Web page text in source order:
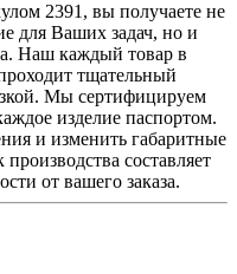
2391, вы получаете не
для Ваших задач, но и
Наш каждый товар в
тщательный
Мы сертифицируем
изделие паспортом.
и изменить габаритные
составляет
от вашего заказа.